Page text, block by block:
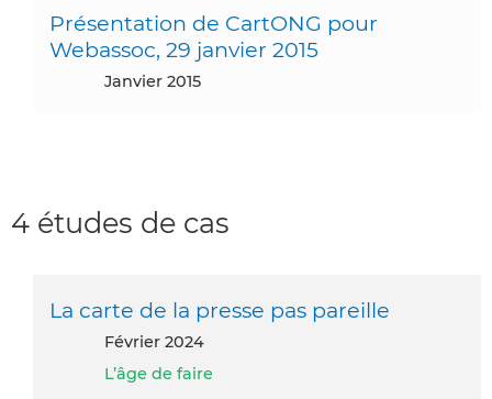
Présentation de CartONG pour
Webassoc, 29 janvier 2015
janvier 2015
4 études de cas
La carte de la presse pas pareille
février 2024
L’âge de faire